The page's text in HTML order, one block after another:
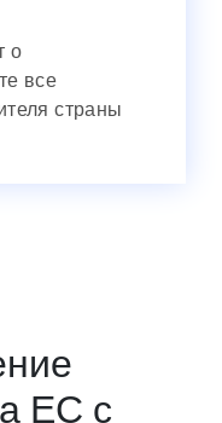
о
все
страны
ЕС с